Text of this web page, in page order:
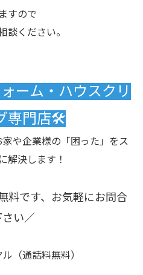
すので
談ください。
ーム・ハウスクリ
専門店🛠️
や企業様の「困った」をス
解決します！
料です、お気軽にお問合
い／
（通話料無料）